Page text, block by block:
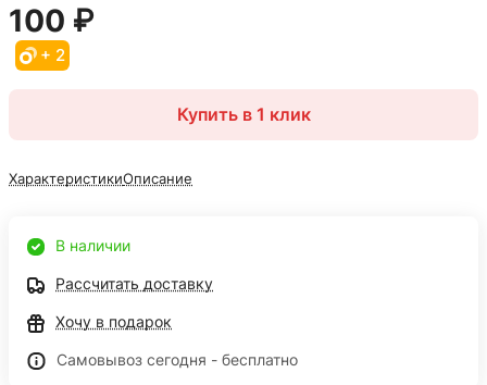
100 ₽
+ 2
Купить в 1 клик
ХарактеристикиОписание
В наличии
Рассчитать доставку
Хочу в подарок
Самовывоз сегодня - бесплатно